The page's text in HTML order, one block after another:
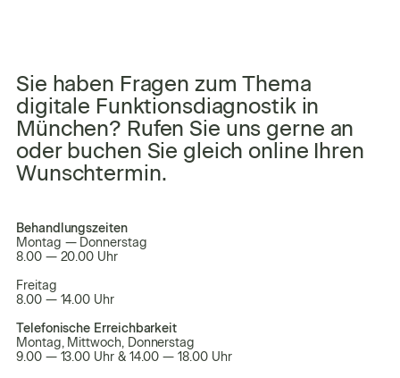
Sie haben Fragen zum Thema
digitale Funktionsdiagnostik in
München? Rufen Sie uns gerne an
oder buchen Sie gleich online Ihren
Wunschtermin.
+
−
Behandlungszeiten
Montag — Donnerstag
8.00 — 20.00 Uhr
Freitag
8.00 — 14.00 Uhr
Telefonische Erreichbarkeit
Montag, Mittwoch, Donnerstag
9.00 — 13.00 Uhr & 14.00 — 18.00 Uhr